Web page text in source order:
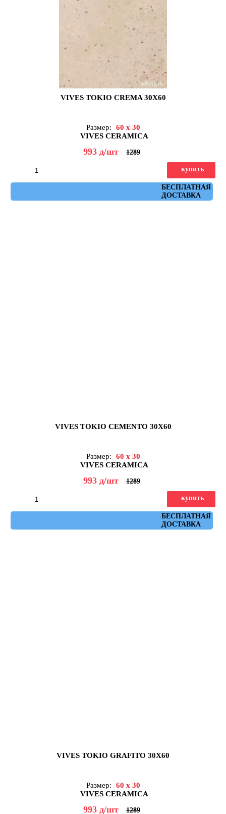
VIVES TOKIO CREMA 30X60
Размер:
60 x 30
VIVES CERAMICA
993 д/шт 1289
БЕСПЛАТНАЯ
ДОСТАВКА
купить
VIVES TOKIO CEMENTO 30X60
Размер:
60 x 30
VIVES CERAMICA
993 д/шт 1289
БЕСПЛАТНАЯ
ДОСТАВКА
купить
VIVES TOKIO GRAFITO 30X60
Размер:
60 x 30
VIVES CERAMICA
993 д/шт 1289